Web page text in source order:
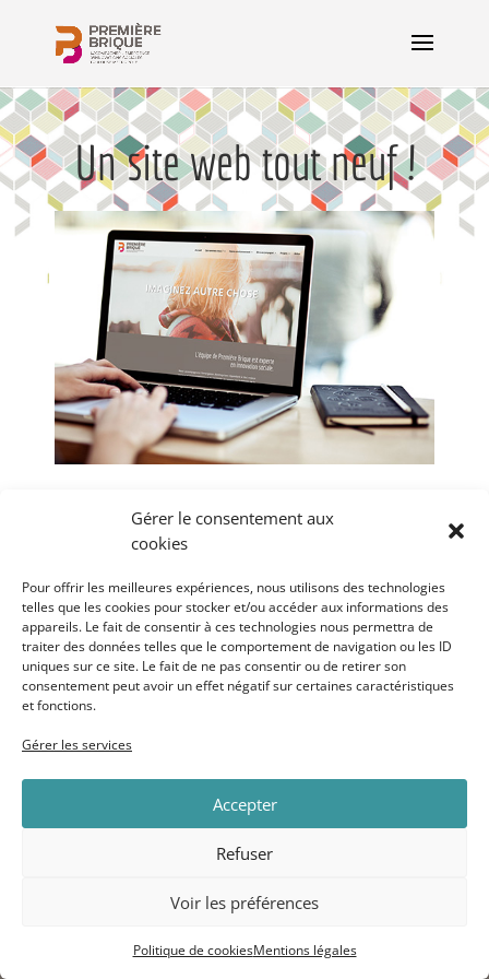
Gérer le consentement aux
cookies
Pour offrir les meilleures expériences, nous utilisons des technologies
telles que les cookies pour stocker et/ou accéder aux informations des
appareils. Le fait de consentir à ces technologies nous permettra de
traiter des données telles que le comportement de navigation ou les ID
uniques sur ce site. Le fait de ne pas consentir ou de retirer son
consentement peut avoir un effet négatif sur certaines caractéristiques
et fonctions.
Gérer les services
Accepter
Refuser
Voir les préférences
Politique de cookiesMentions légales
Un site web tout neuf !
Nous avons le plaisir de vous faire découvrir
l’ensemble de nos actions et projets sur notre
Vous y trouverez une quantité de projets
inspirants, nos experts et notre jury, des dizaines
de liens-ressource pour tout savoir sur tout… ou
presque !
Retour sur le "Petit Déjeuner Innovation"